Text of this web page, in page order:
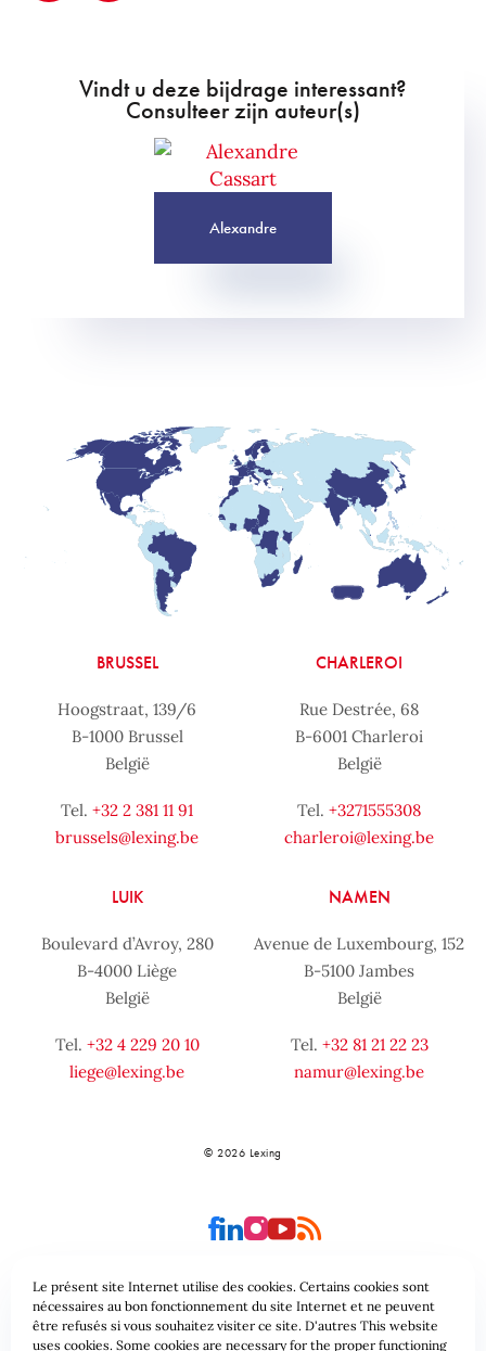
Vindt u deze bijdrage interessant?
Consulteer zijn auteur(s)
Alexandre
BRUSSEL
Hoogstraat, 139/6
B-1000 Brussel
België
Tel. +32 2 381 11 91
brussels@lexing.be
CHARLEROI
Rue Destrée, 68
B-6001 Charleroi
België
Tel. +3271555308
charleroi@lexing.be
LUIK
Boulevard d’Avroy, 280
B-4000 Liège
België
Tel. +32 4 229 20 10
liege@lexing.be
NAMEN
Avenue de Luxembourg, 152
B-5100 Jambes
België
Tel. +32 81 21 22 23
namur@lexing.be
© 2026 Lexing
Site-overzicht Algemene voorwaarden
Le présent site Internet utilise des cookies. Certains cookies sont
nécessaires au bon fonctionnement du site Internet et ne peuvent
être refusés si vous souhaitez visiter ce site. D'autres This website
uses cookies. Some cookies are necessary for the proper functioning